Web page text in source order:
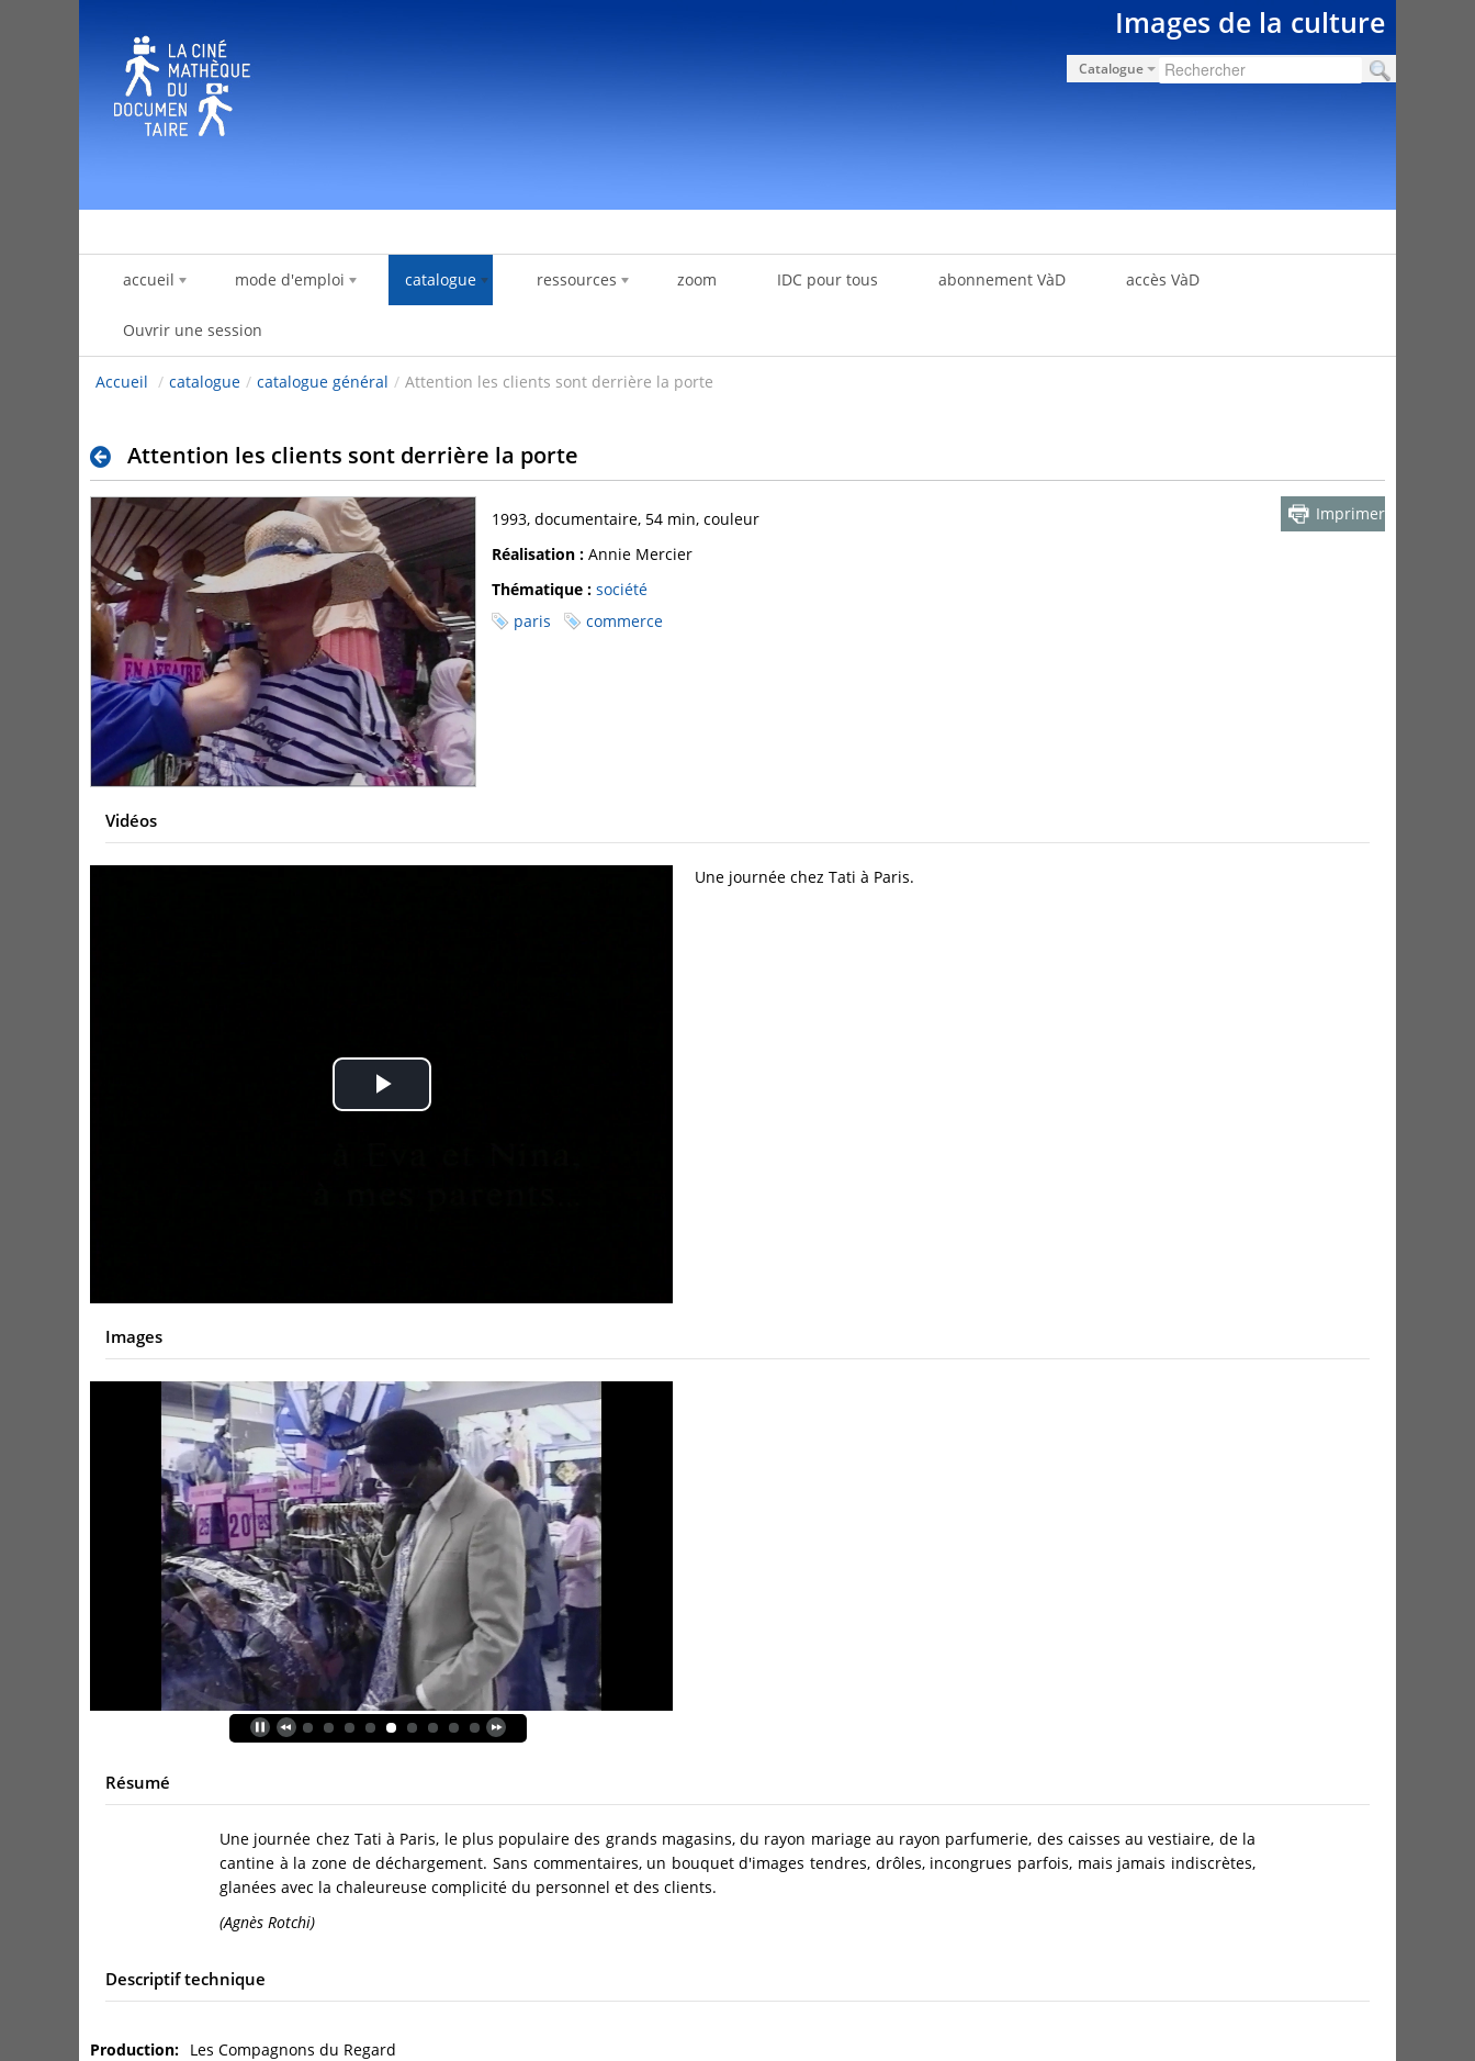
Images de la culture
Catalogue
accueil mode d'emploi catalogue ressources zoom IDC pour tous abonnement VàD accès VàD
Ouvrir une session
Accueil / catalogue / catalogue général / Attention les clients sont derrière la porte
Attention les clients sont derrière la porte
Imprimer
1993, documentaire, 54 min, couleur
Réalisation : Annie Mercier
Thématique : société
paris
commerce
Vidéos
Play
Une journée chez Tati à Paris.
Images
Résumé
Une journée chez Tati à Paris, le plus populaire des grands magasins, du rayon mariage au rayon parfumerie, des caisses au vestiaire, de la
cantine à la zone de déchargement. Sans commentaires, un bouquet d'images tendres, drôles, incongrues parfois, mais jamais indiscrètes,
glanées avec la chaleureuse complicité du personnel et des clients.
(Agnès Rotchi)
Descriptif technique
Production
Les Compagnons du Regard